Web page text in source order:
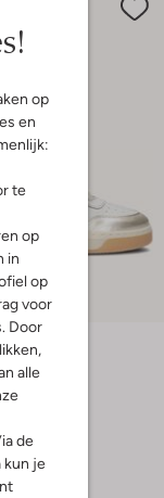
op
en
te
op
in
op
voor
Door
alle
de
kun je
€ 39,99